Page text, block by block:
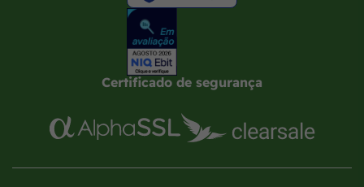
Certificado de segurança